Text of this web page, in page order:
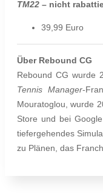
TM22 – nicht
39,99 Euro
Über Rebound CG
Rebound CG wurde
Tennis Manager-
Mouratoglou, wurde
Store und bei
tiefergehendes
zu Plänen, das